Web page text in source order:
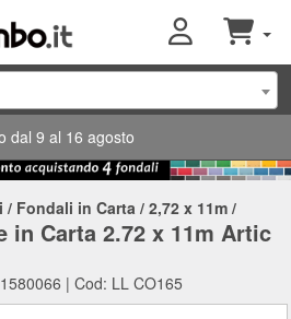
dal 9 al 16 agosto
/ Fondali in Carta / 2,72 x 11m /
in Carta 2.72 x 11m Artic
| Cod: LL CO165